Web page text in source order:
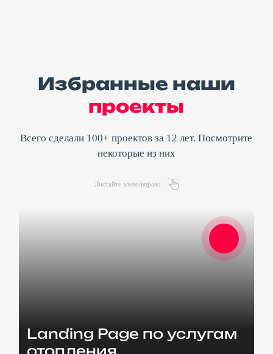
КАЛЬКУЛЯТОР
Избранные наши
проекты
Всего сделали 100+ проектов за 12 лет. Посмотрите
некоторые из них
Листайте влево/вправо
Landing Page по услугам